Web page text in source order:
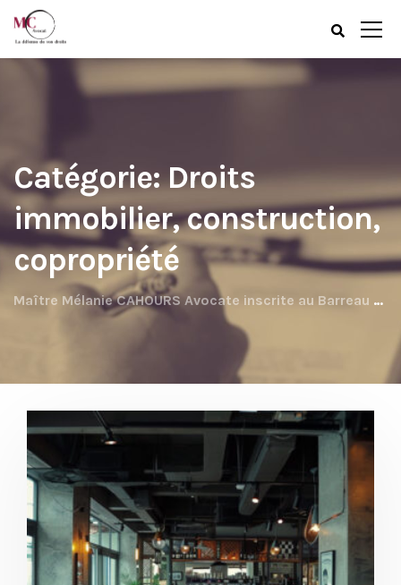
Catégorie: Droits
immobilier, construction,
copropriété
Maître Mélanie CAHOURS Avocate inscrite au Barreau de BREST